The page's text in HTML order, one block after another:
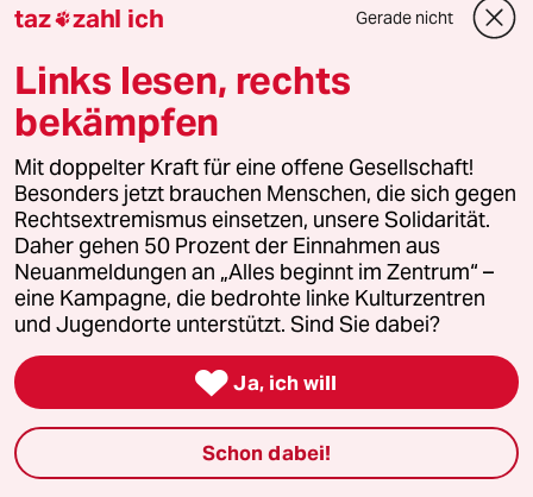
taz Blogs
taz FUTURZWEI
Le Monde diplomatique
taz Archiv
Mehr taz Angebote
Reisen
taz zahl ich Gerade nicht
Links lesen, rechts
bekämpfen
Mit doppelter Kraft für eine offene Gesellschaft!
Besonders jetzt brauchen Menschen, die sich gegen
Rechtsextremismus einsetzen, unsere Solidarität.
Daher gehen 50 Prozent der Einnahmen aus
Neuanmeldungen an „Alles beginnt im Zentrum“ –
eine Kampagne, die bedrohte linke Kulturzentren
und Jugendorte unterstützt. Sind Sie dabei?
 Ja, ich will
Schon dabei!